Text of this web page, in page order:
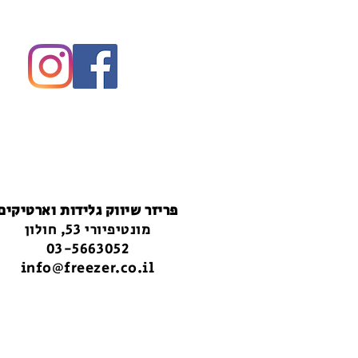
פריזר שיווק גלידות
מונטיפיורי 53, חולון
03-5663052
info@freezer.co.il